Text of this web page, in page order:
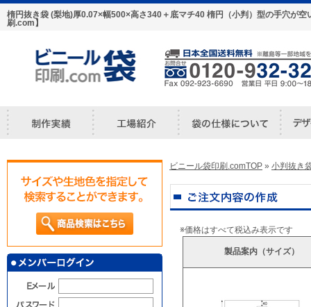
楕円抜き袋 (梨地)厚0.07×幅500×高さ340＋底マチ40 楕円（小判）型の手穴が
刷.com】
ビニール袋印刷.comTOP » 小判抜き
※価格はすべて税込み表示です
製品案内（サイズ）